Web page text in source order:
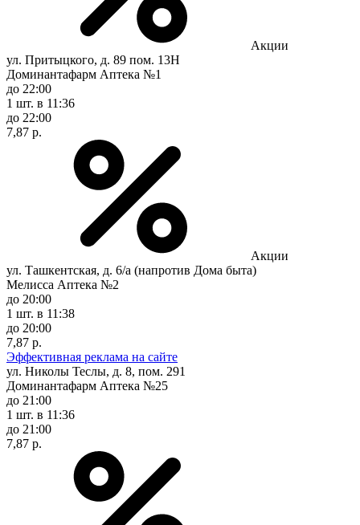
Акции
ул. Притыцкого, д. 89 пом. 13Н
Доминантафарм Аптека №1
до 22:00
1 шт. в 11:36
до 22:00
7,87 р.
Акции
ул. Ташкентская, д. 6/а (напротив Дома быта)
Мелисса Аптека №2
до 20:00
1 шт. в 11:38
до 20:00
7,87 р.
Эффективная реклама на сайте
ул. Николы Теслы, д. 8, пом. 291
Доминантафарм Аптека №25
до 21:00
1 шт. в 11:36
до 21:00
7,87 р.